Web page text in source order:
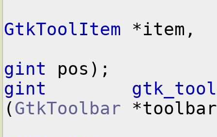
GtkToolItem *item,
gint
gint
(GtkToolbar